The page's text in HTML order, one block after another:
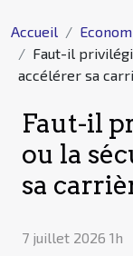
Accueil
Faut-il
accélérer sa
Faut-il
ou la
sa
7 juillet 2026 1h